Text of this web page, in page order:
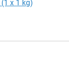
x 1 kg)